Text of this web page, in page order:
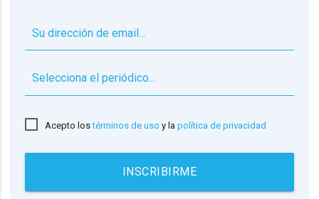
Acepto lostérminos de uso y lapolítica de privacidad
INSCRIBIRME